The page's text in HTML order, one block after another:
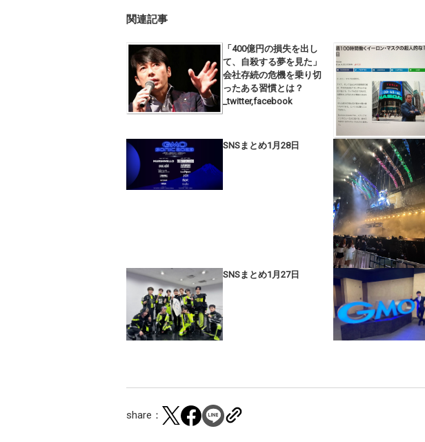
関連記事
「400億円の損失を出し
て、自殺する夢を見た」
会社存続の危機を乗り切
ったある習慣とは？
_twitter,facebook
SNSまとめ1月28日
SNSまとめ1月27日
share：